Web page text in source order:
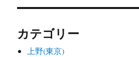
カテゴリー
上野(東京)